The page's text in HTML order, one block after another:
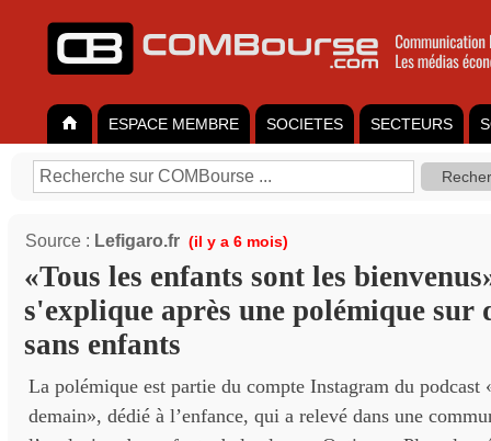
ESPACE MEMBRE SOCIETES SECTEURS
Source : Lefigaro.fr (il y a 6 mois)
«Tous les enfants sont les
s'explique après une polémique sur
sans enfants
La polémique est partie du compte Instagram du podcast
demain», dédié à l’enfance, qui a relevé dans une